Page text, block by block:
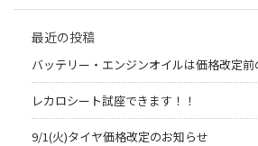
最近の投稿
バッテリー・エンジンオイルは価格改定前
レカロシート試座できます！！
9/1(火)タイヤ価格改定のお知らせ